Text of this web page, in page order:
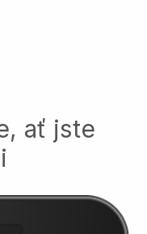
ať jste